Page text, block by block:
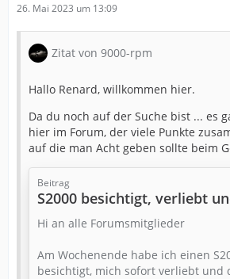
26. Mai 2023 um 13:09
Zitat von 9000-rpm
Hallo Renard, willkommen hier.
Da du noch auf der Suche bist ... es
hier im Forum, der viele Punkte
auf die man Acht geben sollte beim
Beitrag
S2000 besichtigt, verliebt
Hi an alle Forumsmitglieder
Am Wochenende habe ich einen
besichtigt, mich sofort verliebt und